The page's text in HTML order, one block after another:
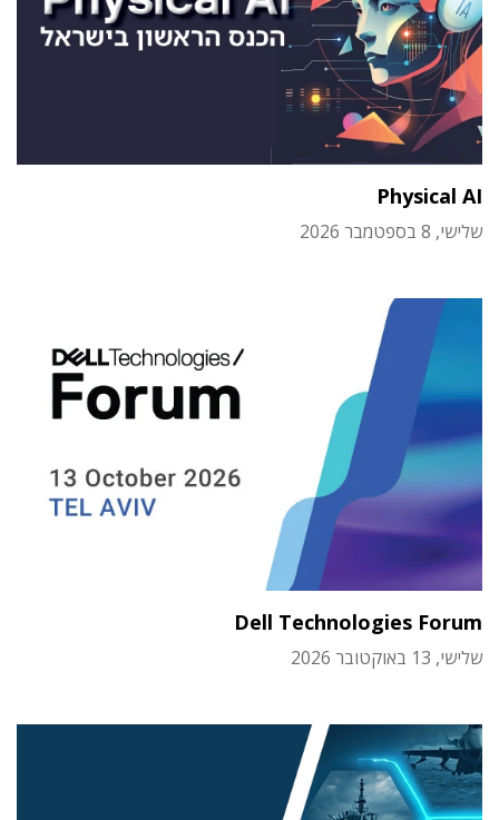
Physical AI
שלישי, 8 בספטמבר 2026
Dell Technologies Forum
שלישי, 13 באוקטובר 2026